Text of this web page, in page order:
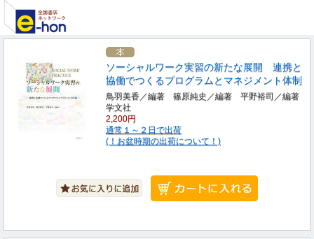
ソーシャルワーク実習の新たな展開 連携と
協働でつくるプログラムとマネジメント体制
鳥羽美香／編著 篠原純史／編著 平野裕司／編著
学文社
2,200円
通常１～２日で出荷
(！お盆時期の出荷について！)